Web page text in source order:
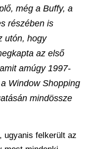
még a Buffy, a
részében is
utón, hogy
az első
amúgy 1997-
Window Shopping
mindössze
ugyanis felkerült az